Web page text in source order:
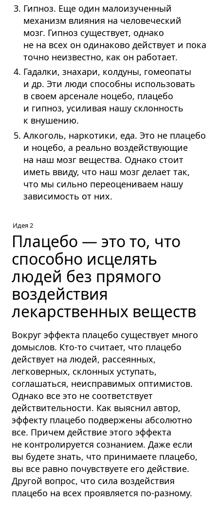
Гипноз. Еще один малоизученный
механизм влияния на человеческий
мозг. Гипноз существует, однако
не на всех он одинаково действует и пока
точно неизвестно, как он работает.
Гадалки, знахари, колдуны, гомеопаты
и др. Эти люди способны использовать
в своем арсенале ноцебо, плацебо
и гипноз, усиливая нашу склонность
к внушению.
Алкоголь, наркотики, еда. Это не плацебо
и ноцебо, а реально воздействующие
на наш мозг вещества. Однако стоит
иметь ввиду, что наш мозг делает так,
что мы сильно переоцениваем нашу
зависимость от них.
Идея 2
Плацебо — это то, что
способно исцелять
людей без прямого
воздействия
лекарственных веществ
Вокруг эффекта плацебо существует много
домыслов. Кто-то считает, что плацебо
действует на людей, рассеянных,
легковерных, склонных уступать,
соглашаться, неисправимых оптимистов.
Однако все это не соответствует
действительности. Как выяснил автор,
эффекту плацебо подвержены абсолютно
все. Причем действие этого эффекта
не контролируется сознанием. Даже если
вы будете знать, что принимаете плацебо,
вы все равно почувствуете его действие.
Другой вопрос, что сила воздействия
плацебо на всех проявляется по-разному.